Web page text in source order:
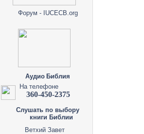
Форум - IUCECB.org
Аудио Библия
На телефоне
360-450-2375
Слушать по выбору
книги Библии
Ветхий Завет